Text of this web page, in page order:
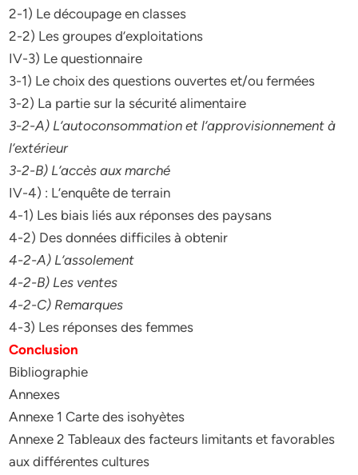
2-1) Le découpage en classes
2-2) Les groupes d’exploitations
IV-3) Le questionnaire
3-1) Le choix des questions ouvertes et/ou fermées
3-2) La partie sur la sécurité alimentaire
3-2-A) L’autoconsommation et l’approvisionnement à
l’extérieur
3-2-B) L’accès aux marché
IV-4) : L’enquête de terrain
4-1) Les biais liés aux réponses des paysans
4-2) Des données difficiles à obtenir
4-2-A) L’assolement
4-2-B) Les ventes
4-2-C) Remarques
4-3) Les réponses des femmes
Conclusion
Bibliographie
Annexes
Annexe 1 Carte des isohyètes
Annexe 2 Tableaux des facteurs limitants et favorables
aux différentes cultures